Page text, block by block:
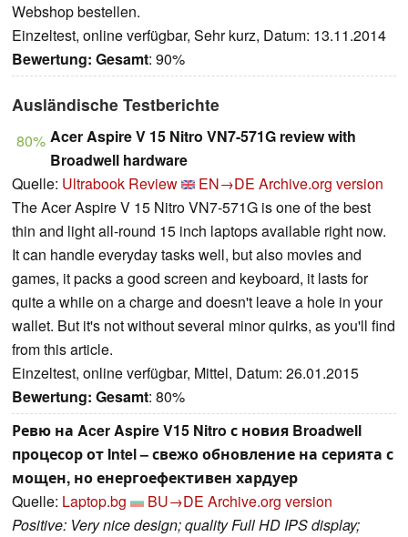
Webshop bestellen.
Einzeltest, online verfügbar, Sehr kurz, Datum: 13.11.2014
Bewertung: Gesamt: 90%
Ausländische Testberichte
80% Acer Aspire V 15 Nitro VN7-571G review with
Broadwell hardware
Quelle: Ultrabook Review EN→DE Archive.org version
The Acer Aspire V 15 Nitro VN7-571G is one of the best
thin and light all-round 15 inch laptops available right now.
It can handle everyday tasks well, but also movies and
games, it packs a good screen and keyboard, it lasts for
quite a while on a charge and doesn't leave a hole in your
wallet. But it's not without several minor quirks, as you'll find
from this article.
Einzeltest, online verfügbar, Mittel, Datum: 26.01.2015
Bewertung: Gesamt: 80%
Ревю на Acer Aspire V15 Nitro с новия Broadwell
процесор от Intel – свежо обновление на серията с
мощен, но енергоефективен хардуер
Quelle: Laptop.bg BU→DE Archive.org version
Positive: Very nice design; quality Full HD IPS display;